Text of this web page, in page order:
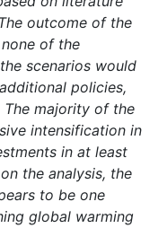
outcome of the
of the
scenarios would
policies,
The majority of the
intensification in
in at least
the analysis, the
to be one
global warming